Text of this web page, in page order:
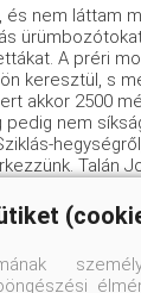
és nem láttam
A préri
keresztül, s
akkor 2500
pedig nem
Talán
századforduló
Plain - a „Nagy
hegység
és agyag.